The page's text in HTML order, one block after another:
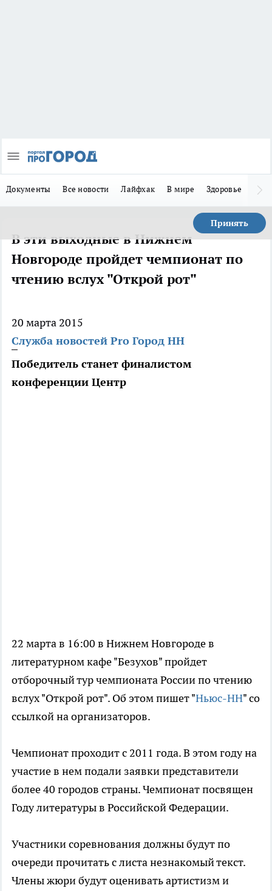
Документы Все новости Лайфхак В мире Здоровье
Принять
В эти выходные в Нижнем
Новгороде пройдет чемпионат по
чтению вслух "Открой рот"
20 марта 2015
Служба новостей Pro Город НН
Победитель станет финалистом
конференции Центр
22 марта в 16:00 в Нижнем Новгороде в
литературном кафе "Безухов" пройдет
отборочный тур чемпионата России по чтению
вслух "Открой рот". Об этом пишет "Ньюс-НН" со
ссылкой на организаторов.
Чемпионат проходит с 2011 года. В этом году на
участие в нем подали заявки представители
более 40 городов страны. Чемпионат посвящен
Году литературы в Российской Федерации.
Участники соревнования должны будут по
очереди прочитать с листа незнакомый текст.
Члены жюри будут оценивать артистизм и